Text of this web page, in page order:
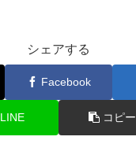
シェアする
Facebook
LINE コピー